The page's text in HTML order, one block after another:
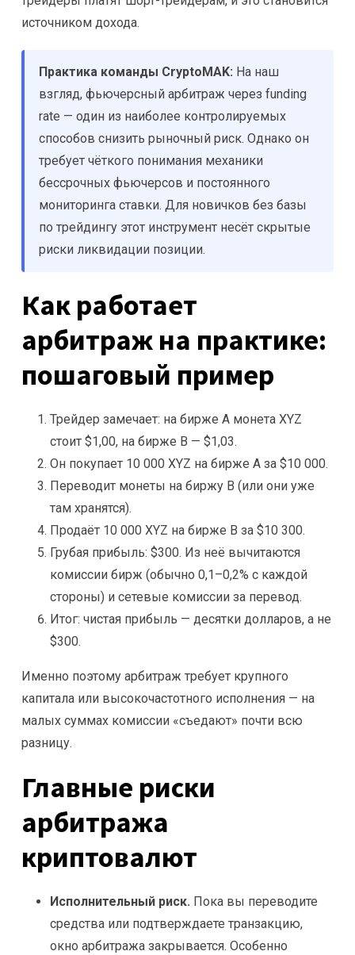
источником дохода.
Практика команды CryptoMAK: На наш
взгляд, фьючерсный арбитраж через funding
rate — один из наиболее контролируемых
способов снизить рыночный риск. Однако он
требует чёткого понимания механики
бессрочных фьючерсов и постоянного
мониторинга ставки. Для новичков без базы
по трейдингу этот инструмент несёт скрытые
риски ликвидации позиции.
Как работает
арбитраж на практике:
пошаговый пример
Трейдер замечает: на бирже A монета XYZ
стоит $1,00, на бирже B — $1,03.
Он покупает 10 000 XYZ на бирже A за $10 000.
Переводит монеты на биржу B (или они уже
там хранятся).
Продаёт 10 000 XYZ на бирже B за $10 300.
Грубая прибыль: $300. Из неё вычитаются
комиссии бирж (обычно 0,1–0,2% с каждой
стороны) и сетевые комиссии за перевод.
Итог: чистая прибыль — десятки долларов, а не
$300.
Именно поэтому арбитраж требует крупного
капитала или высокочастотного исполнения — на
малых суммах комиссии «съедают» почти всю
разницу.
Главные риски
арбитража
криптовалют
Исполнительный риск. Пока вы переводите
средства или подтверждаете транзакцию,
окно арбитража закрывается. Особенно